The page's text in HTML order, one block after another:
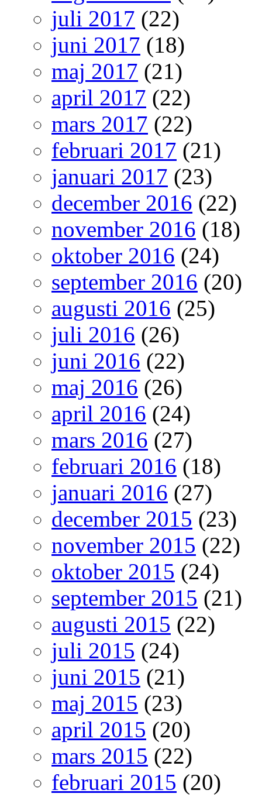
juli 2017 (22)
juni 2017 (18)
maj 2017 (21)
april 2017 (22)
mars 2017 (22)
februari 2017 (21)
januari 2017 (23)
december 2016 (22)
november 2016 (18)
oktober 2016 (24)
september 2016 (20)
augusti 2016 (25)
juli 2016 (26)
juni 2016 (22)
maj 2016 (26)
april 2016 (24)
mars 2016 (27)
februari 2016 (18)
januari 2016 (27)
december 2015 (23)
november 2015 (22)
oktober 2015 (24)
september 2015 (21)
augusti 2015 (22)
juli 2015 (24)
juni 2015 (21)
maj 2015 (23)
april 2015 (20)
mars 2015 (22)
februari 2015 (20)